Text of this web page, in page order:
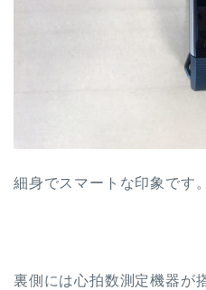
細身でスマート な印象です。
裏側には心拍数測定機器が